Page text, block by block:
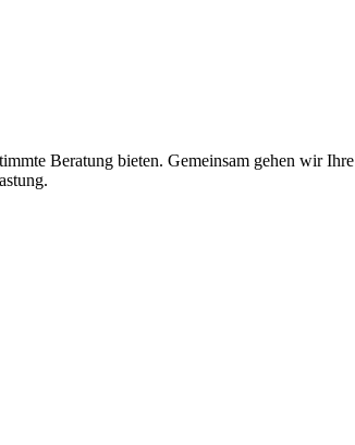
Beratung bieten. Gemeinsam gehen wir Ihre